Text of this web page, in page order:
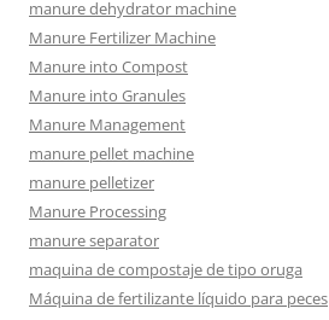
manure dehydrator machine
Manure Fertilizer Machine
Manure into Compost
Manure into Granules
Manure Management
manure pellet machine
manure pelletizer
Manure Processing
manure separator
maquina de compostaje de tipo oruga
Máquina de fertilizante líquido para peces